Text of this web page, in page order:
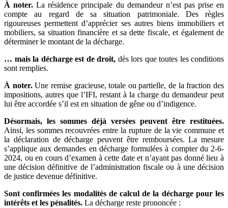
À noter. La résidence principale du demandeur n’est pas prise en
compte au regard de sa situation patrimoniale. Des règles
rigoureuses permettent d’apprécier ses autres biens immobiliers et
mobiliers, sa situation financière et sa dette fiscale, et également de
déterminer le montant de la décharge.
… mais la décharge est de droit, dès lors que toutes les conditions
sont remplies.
À noter.Une remise gracieuse, totale ou partielle, de la fraction des
impositions, autres que l’IFI, restant à la charge du demandeur peut
lui être accordée s’il est en situation de gêne ou d’indigence.
Désormais, les sommes déjà versées peuvent être restituées.
Ainsi, les sommes recouvrées entre la rupture de la vie commune et
la déclaration de décharge peuvent être remboursées. La mesure
s’applique aux demandes en décharge formulées à compter du 2-6-
2024, ou en cours d’examen à cette date et n’ayant pas donné lieu à
une décision définitive de l’administration fiscale ou à une décision
de justice devenue définitive.
Sont confirmées les modalités de calcul de la décharge pour les
intérêts et les pénalités. La décharge reste prononcée :